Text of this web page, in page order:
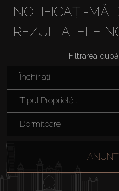
Cumpărați
Închiriați
Vânzare
Off-Plan
About Us
NOTIFICAȚI-MĂ
REZULTATELE
Filtrarea
Închiriați
Tipul Proprietă ...
Dormitoare